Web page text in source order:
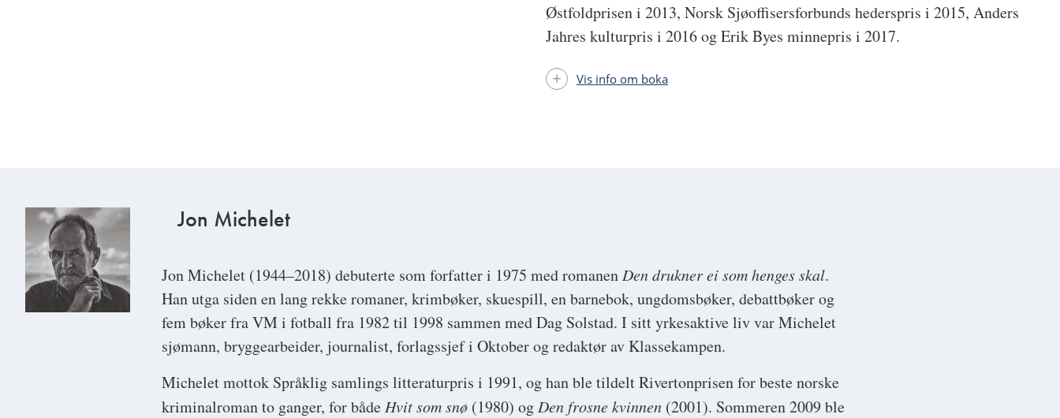
Østfoldprisen i 2013, Norsk Sjøoffisersforbunds hederspris i 2015, Anders
Jahres kulturpris i 2016 og Erik Byes minnepris i 2017.
Vis info om boka
Jon Michelet
Jon Michelet (1944–2018) debuterte som forfatter i 1975 med romanen Den drukner ei som henges skal.
Han utga siden en lang rekke romaner, krimbøker, skuespill, en barnebok, ungdomsbøker, debattbøker og
fem bøker fra VM i fotball fra 1982 til 1998 sammen med Dag Solstad. I sitt yrkesaktive liv var Michelet
sjømann, bryggearbeider, journalist, forlagssjef i Oktober og redaktør av Klassekampen.
Michelet mottok Språklig samlings litteraturpris i 1991, og han ble tildelt Rivertonprisen for beste norske
kriminalroman to ganger, for både Hvit som snø (1980) og Den frosne kvinnen (2001). Sommeren 2009 ble